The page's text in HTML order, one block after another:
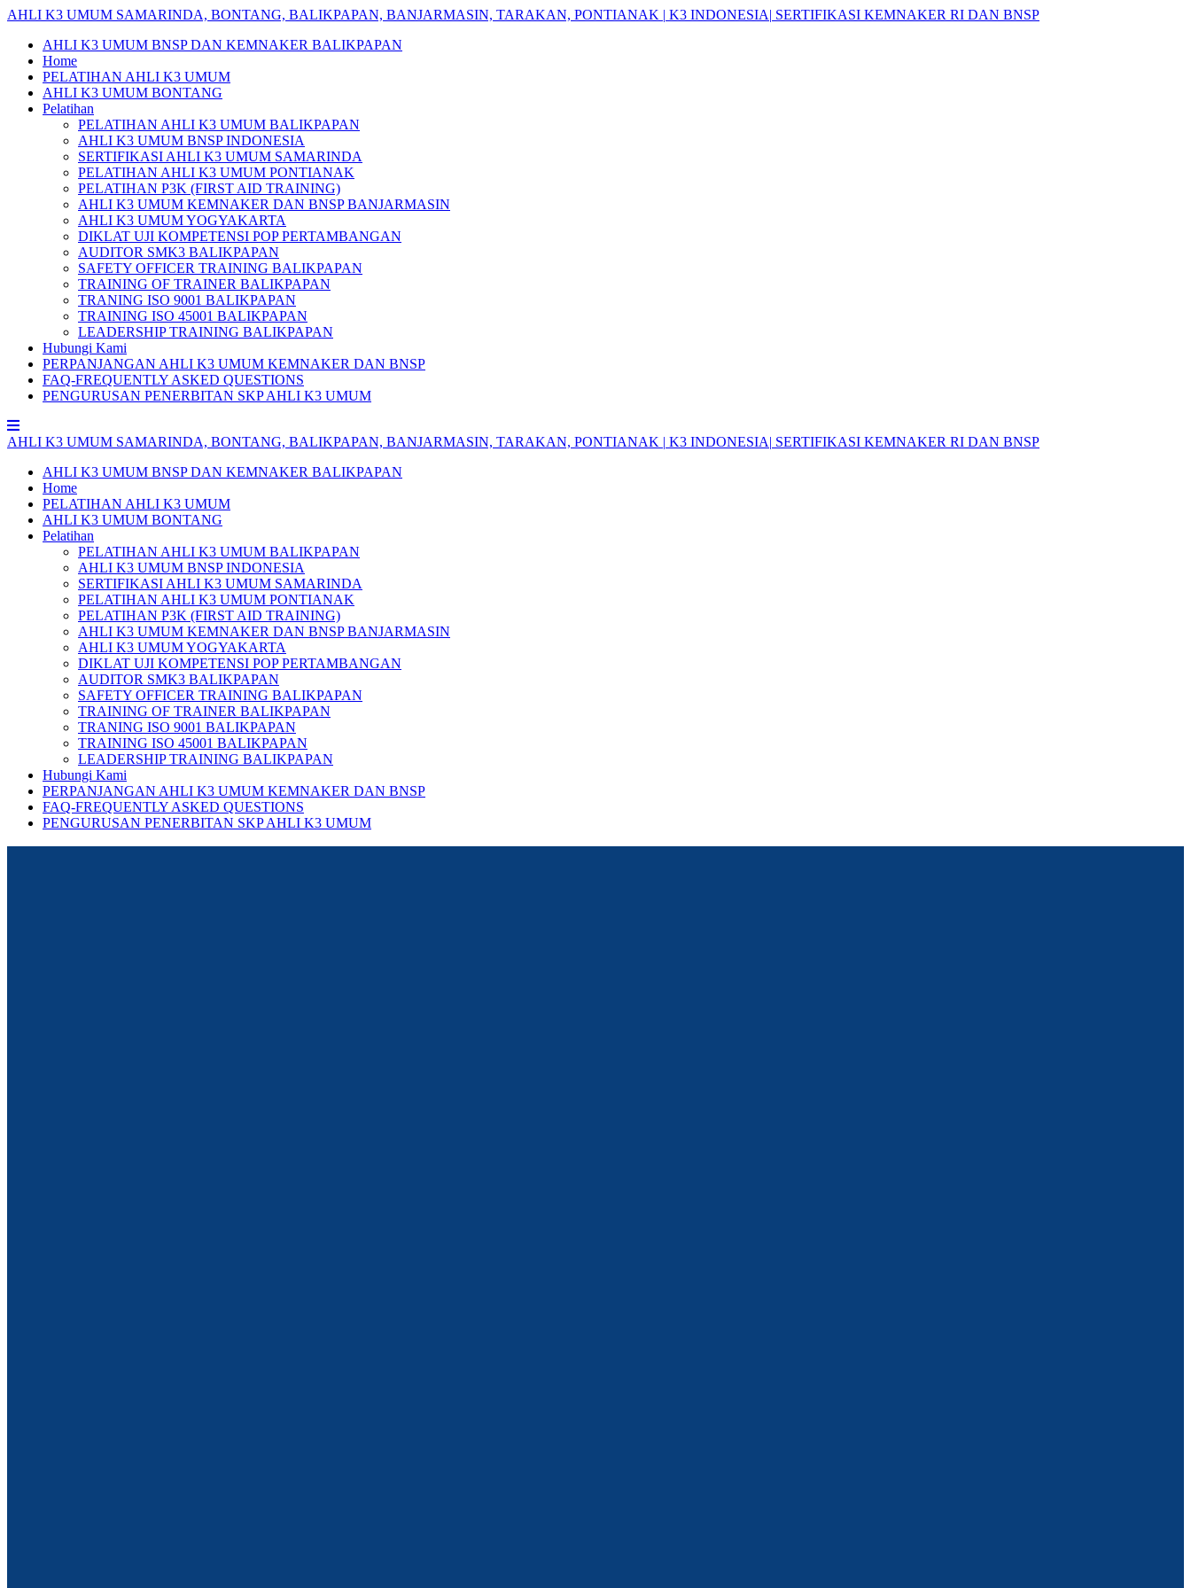
Skip
content
AHLI K3 UMUM SAMARINDA, BONTANG, BALIKPAPAN, BANJARMASIN, TARAKAN, PONTIANAK | K3 INDONESIA| SERTIFIKASI KEMNAKER RI DAN BNSP
AHLI K3 UMUM BNSP DAN KEMNAKER BALIKPAPAN
Home
PELATIHAN AHLI K3 UMUM
AHLI K3 UMUM BONTANG
Pelatihan
PELATIHAN AHLI K3 UMUM BALIKPAPAN
AHLI K3 UMUM BNSP INDONESIA
SERTIFIKASI AHLI K3 UMUM SAMARINDA
PELATIHAN AHLI K3 UMUM PONTIANAK
PELATIHAN P3K (FIRST AID TRAINING)
AHLI K3 UMUM KEMNAKER DAN BNSP BANJARMASIN
AHLI K3 UMUM YOGYAKARTA
DIKLAT UJI KOMPETENSI POP PERTAMBANGAN
AUDITOR SMK3 BALIKPAPAN
SAFETY OFFICER TRAINING BALIKPAPAN
TRAINING OF TRAINER BALIKPAPAN
TRANING ISO 9001 BALIKPAPAN
TRAINING ISO 45001 BALIKPAPAN
LEADERSHIP TRAINING BALIKPAPAN
Hubungi Kami
PERPANJANGAN AHLI K3 UMUM KEMNAKER DAN BNSP
FAQ-FREQUENTLY ASKED QUESTIONS
PENGURUSAN PENERBITAN SKP AHLI K3 UMUM
AHLI K3 UMUM SAMARINDA, BONTANG, BALIKPAPAN, BANJARMASIN, TARAKAN, PONTIANAK | K3 INDONESIA| SERTIFIKASI KEMNAKER RI DAN BNSP
AHLI K3 UMUM BNSP DAN KEMNAKER BALIKPAPAN
Home
PELATIHAN AHLI K3 UMUM
AHLI K3 UMUM BONTANG
Pelatihan
PELATIHAN AHLI K3 UMUM BALIKPAPAN
AHLI K3 UMUM BNSP INDONESIA
SERTIFIKASI AHLI K3 UMUM SAMARINDA
PELATIHAN AHLI K3 UMUM PONTIANAK
PELATIHAN P3K (FIRST AID TRAINING)
AHLI K3 UMUM KEMNAKER DAN BNSP BANJARMASIN
AHLI K3 UMUM YOGYAKARTA
DIKLAT UJI KOMPETENSI POP PERTAMBANGAN
AUDITOR SMK3 BALIKPAPAN
SAFETY OFFICER TRAINING BALIKPAPAN
TRAINING OF TRAINER BALIKPAPAN
TRANING ISO 9001 BALIKPAPAN
TRAINING ISO 45001 BALIKPAPAN
LEADERSHIP TRAINING BALIKPAPAN
Hubungi Kami
PERPANJANGAN AHLI K3 UMUM KEMNAKER DAN BNSP
FAQ-FREQUENTLY ASKED QUESTIONS
PENGURUSAN PENERBITAN SKP AHLI K3 UMUM